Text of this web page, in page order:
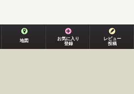
地図
お気に入り
登録
レビュー
投稿